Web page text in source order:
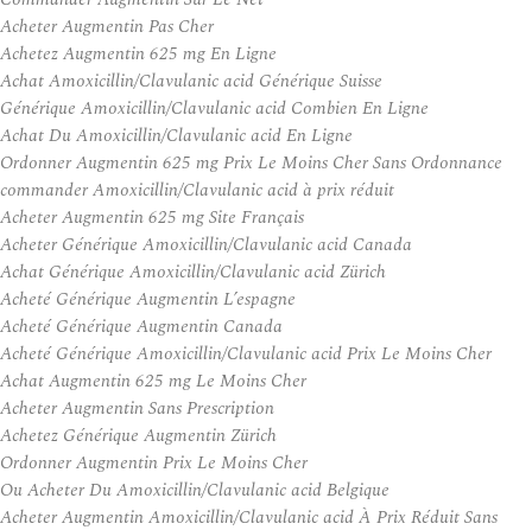
Acheter Augmentin Pas Cher
Achetez Augmentin 625 mg En Ligne
Achat Amoxicillin/Clavulanic acid Générique Suisse
Générique Amoxicillin/Clavulanic acid Combien En Ligne
Achat Du Amoxicillin/Clavulanic acid En Ligne
Ordonner Augmentin 625 mg Prix Le Moins Cher Sans Ordonnance
commander Amoxicillin/Clavulanic acid à prix réduit
Acheter Augmentin 625 mg Site Français
Acheter Générique Amoxicillin/Clavulanic acid Canada
Achat Générique Amoxicillin/Clavulanic acid Zürich
Acheté Générique Augmentin L’espagne
Acheté Générique Augmentin Canada
Acheté Générique Amoxicillin/Clavulanic acid Prix Le Moins Cher
Achat Augmentin 625 mg Le Moins Cher
Acheter Augmentin Sans Prescription
Achetez Générique Augmentin Zürich
Ordonner Augmentin Prix Le Moins Cher
Ou Acheter Du Amoxicillin/Clavulanic acid Belgique
Acheter Augmentin Amoxicillin/Clavulanic acid À Prix Réduit Sans